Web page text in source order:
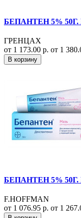
БЕПАНТЕН 5%
ГРЕНЦАХ
от 1 173.00 р. от 1
В корзину
БЕПАНТЕН 5%
F.HOFFMAN
от 1 076.95 р. от 1